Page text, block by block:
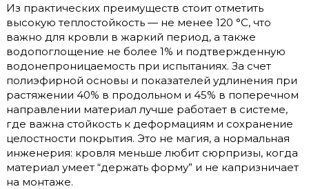
Из практических преимуществ стоит отметить
высокую теплостойкость — не менее 120 °C, что
важно для кровли в жаркий период, а также
водопоглощение не более 1% и подтвержденную
водонепроницаемость при испытаниях. За счет
полиэфирной основы и показателей удлинения при
растяжении 40% в продольном и 45% в поперечном
направлении материал лучше работает в системе,
где важна стойкость к деформациям и сохранение
целостности покрытия. Это не магия, а нормальная
инженерия: кровля меньше любит сюрпризы, когда
материал умеет “держать форму” и не капризничает
на монтаже.